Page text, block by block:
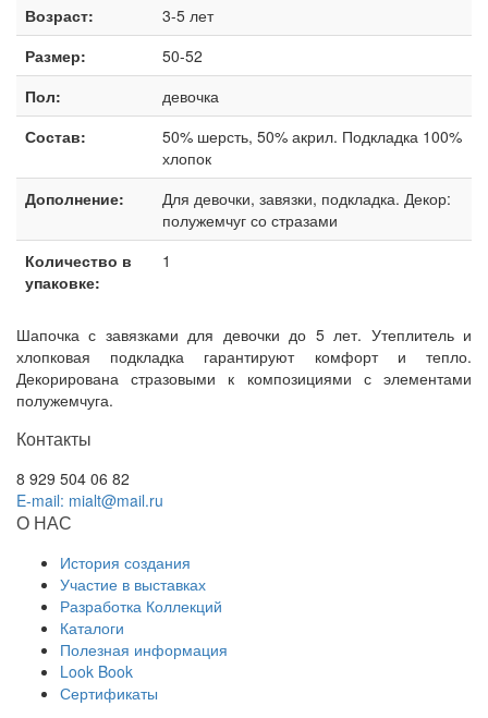
Возраст:
3-5 лет
Размер:
50-52
Пол:
девочка
Состав:
50% шерсть, 50% акрил. Подкладка 100%
хлопок
Дополнение:
Для девочки, завязки, подкладка. Декор:
полужемчуг со стразами
Количество в
упаковке:
1
Шапочка с завязками для девочки до 5 лет. Утеплитель и
хлопковая подкладка гарантируют комфорт и тепло.
Декорирована стразовыми к композициями с элементами
полужемчуга.
Контакты
8 929 504 06 82
E-mail: mialt@mail.ru
О НАС
История создания
Участие в выставках
Разработка Коллекций
Каталоги
Полезная информация
Look Book
Сертификаты